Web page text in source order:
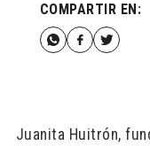
COMPARTIR EN:
Juanita Huitrón,